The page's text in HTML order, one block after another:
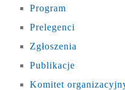
Program
Prelegenci
Zgłoszenia
Publikacje
Komitet